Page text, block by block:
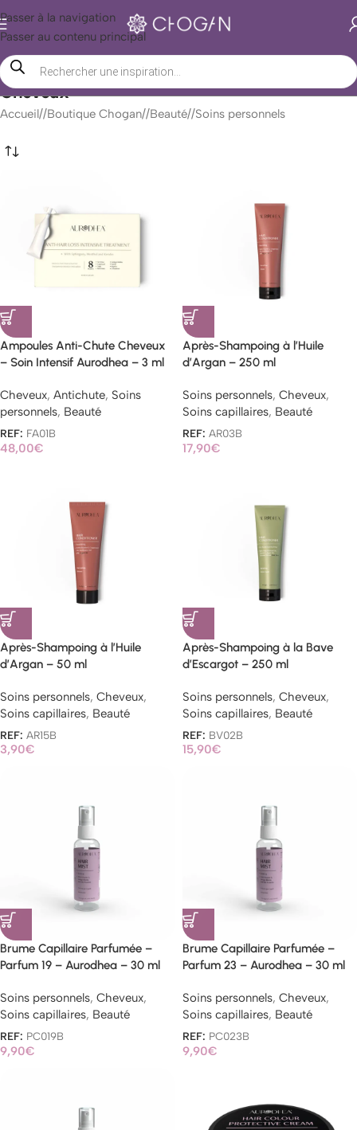
Passer à la navigation
Passer au contenu principal
Cheveux
Accueil/ Boutique Chogan/ Beauté/ Soins personnels
Ampoules Anti-Chute Cheveux
– Soin Intensif Aurodhea – 3 ml
Cheveux, Antichute, Soins
personnels, Beauté
REF: FA01B
48,00€
Après-Shampoing à l’Huile
d’Argan – 250 ml
Soins personnels, Cheveux,
Soins capillaires, Beauté
REF: AR03B
17,90€
Après-Shampoing à l’Huile
d’Argan – 50 ml
Soins personnels, Cheveux,
Soins capillaires, Beauté
REF: AR15B
3,90€
Après-Shampoing à la Bave
d’Escargot – 250 ml
Soins personnels, Cheveux,
Soins capillaires, Beauté
REF: BV02B
15,90€
Brume Capillaire Parfumée –
Parfum 19 – Aurodhea – 30 ml
Soins personnels, Cheveux,
Soins capillaires, Beauté
REF: PC019B
9,90€
Brume Capillaire Parfumée –
Parfum 23 – Aurodhea – 30 ml
Soins personnels, Cheveux,
Soins capillaires, Beauté
REF: PC023B
9,90€